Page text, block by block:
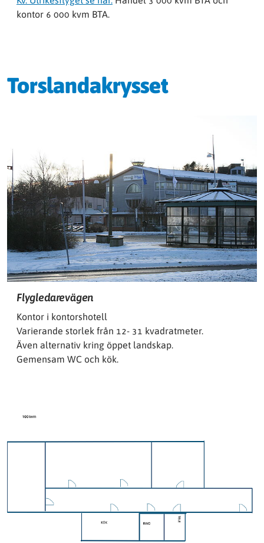
kontor 6 000 kvm BTA.
Torslandakrysset
Flygledarevägen
Kontor i kontorshotell
Varierande storlek från 12- 31 kvadratmeter.
Även alternativ kring öppet landskap.
Gemensam WC och kök.